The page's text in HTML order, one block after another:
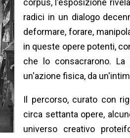
corpus, l'esposizione
radici in un dialogo
deformare, forare,
in queste opere potenti,
che lo consacrarono. La
un'azione fisica, da
Il percorso, curato con
circa settanta opere,
universo creativo